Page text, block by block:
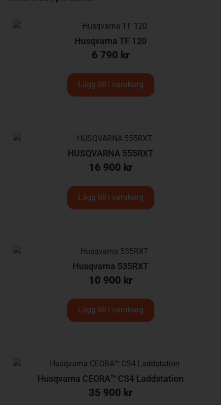
Husqvarna TF 120
6 790 kr
Lägg till i varukorg
HUSQVARNA 555RXT
16 900 kr
Lägg till i varukorg
Husqvarna 535RXT
10 900 kr
Lägg till i varukorg
Husqvarna CEORA™ CS4 Laddstation
35 900 kr